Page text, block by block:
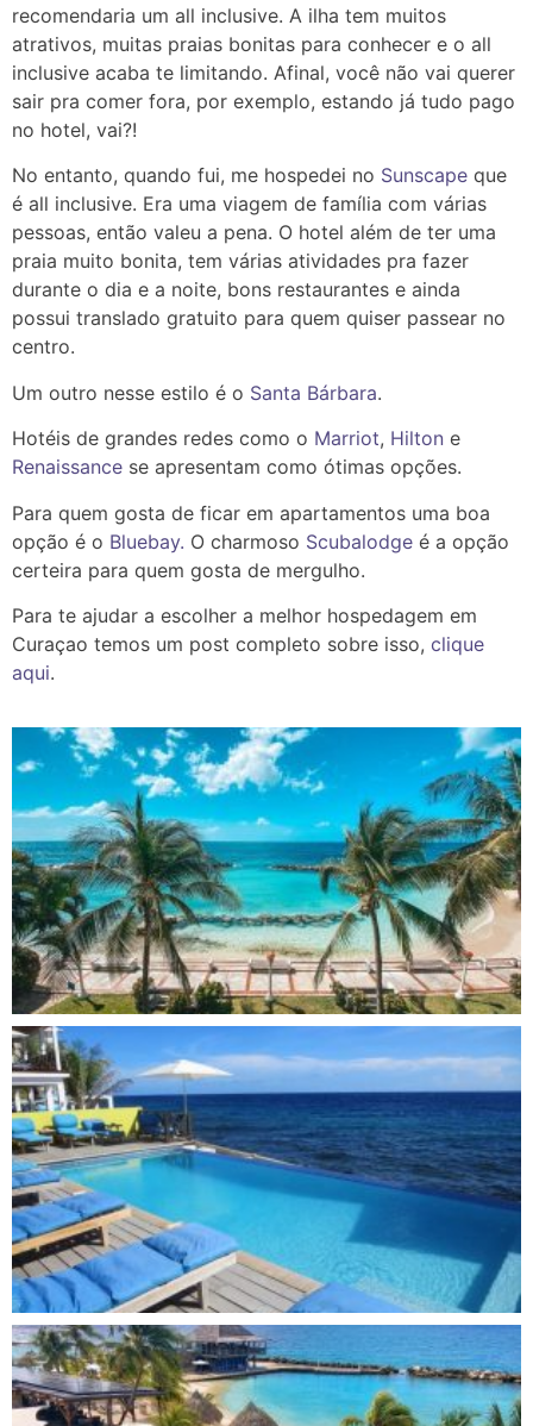
recomendaria um all inclusive. A ilha tem muitos
atrativos, muitas praias bonitas para conhecer e o all
inclusive acaba te limitando. Afinal, você não vai querer
sair pra comer fora, por exemplo, estando já tudo pago
no hotel, vai?!
No entanto, quando fui, me hospedei no Sunscape que
é all inclusive. Era uma viagem de família com várias
pessoas, então valeu a pena. O hotel além de ter uma
praia muito bonita, tem várias atividades pra fazer
durante o dia e a noite, bons restaurantes e ainda
possui translado gratuito para quem quiser passear no
centro.
Um outro nesse estilo é o Santa Bárbara.
Hotéis de grandes redes como o Marriot, Hilton e
Renaissance se apresentam como ótimas opções.
Para quem gosta de ficar em apartamentos uma boa
opção é o Bluebay. O charmoso Scubalodge é a opção
certeira para quem gosta de mergulho.
Para te ajudar a escolher a melhor hospedagem em
Curaçao temos um post completo sobre isso, clique
aqui.